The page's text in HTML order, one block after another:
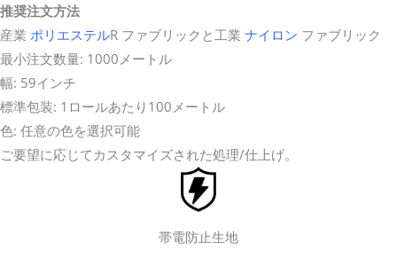
推奨注文方法
産業 ポリエステルR ファブリックと工業 ナイロン ファブリック
最小注文数量: 1000メートル
幅: 59インチ
標準包装: 1ロールあたり100メートル
色: 任意の色を選択可能
ご要望に応じてカスタマイズされた処理/仕上げ。
帯電防止生地